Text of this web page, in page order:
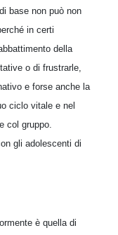
base non può non
in certi
della
o di frustrarle,
e forse anche la
ciclo vitale e nel
col gruppo.
gli adolescenti di
è quella di